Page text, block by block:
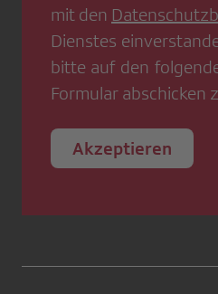
mit den
Dienstes
bitte auf den
Formular abschicken
Akzeptieren